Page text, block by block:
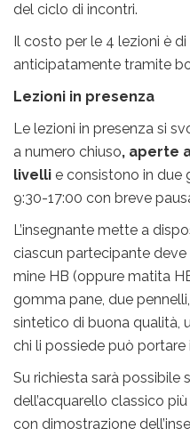
del ciclo di incontri.
Il costo per le 4 lezioni è
anticipatamente tramite
Lezioni in presenza
Le lezioni in presenza si
a numero chiuso, aperte
livelli e consistono in due
9:30-17:00 con breve
L’insegnante mette a
ciascun partecipante
mine HB (oppure matita
gomma pane, due pennelli,
sintetico di buona qualità,
chi li possiede può portare
Su richiesta sarà possibile
dell’acquarello classico
con dimostrazione